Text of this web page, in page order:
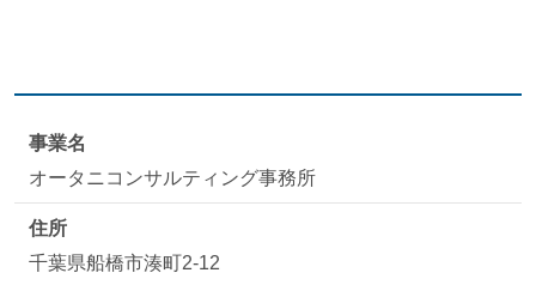
事業名
オータニコンサルティング事務所
住所
千葉県船橋市湊町2-12